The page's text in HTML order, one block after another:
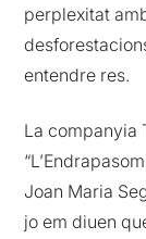
perplexitat
entendre res.
La companyia
Joan Maria
jo em diuen